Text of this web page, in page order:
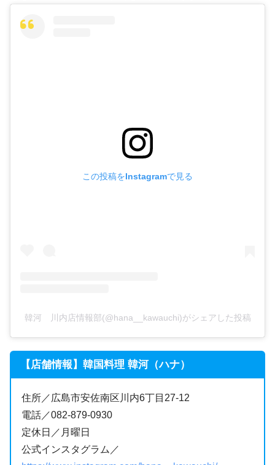
この投稿をInstagramで見る
韓河 川内店情報部(@hana__kawauchi)がシェアした投稿
【店舗情報】韓国料理 韓河（ハナ）
住所／広島市安佐南区川内6丁目27-12
電話／082-879-0930
定休日／月曜日
公式インスタグラム／